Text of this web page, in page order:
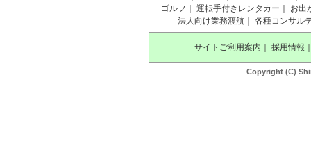
ゴルフ
運転手付きレンタカー
お出
法人向け業務渡航
各種コンサル
サイトご利用案内 採用情報
Copyright (C)